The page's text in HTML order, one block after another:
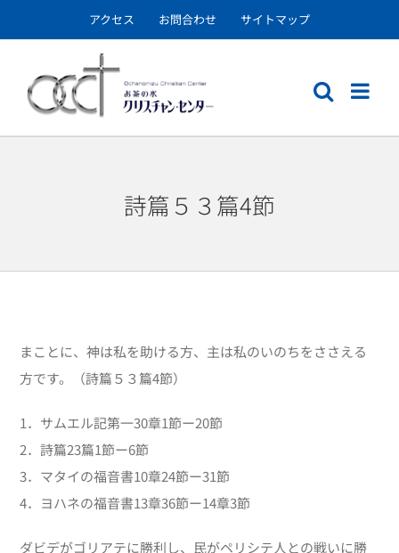
to
アクセス お問合わせ サイトマップ
詩篇５３篇4節
まことに、神は私を助ける方、主は私のいのちをささえる
方です。（詩篇５３篇4節）
1．サムエル記第一30章1節ー20節
2．詩篇23篇1節ー6節
3．マタイの福音書10章24節ー31節
4．ヨハネの福音書13章36節ー14章3節
ダビデがゴリアテに勝利し、民がペリシテ人との戦いに勝